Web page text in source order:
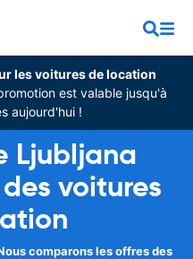
les voitures de location
est valable jusqu'à
aujourd'hui !
Ljubljana
voitures
comparons les offres des